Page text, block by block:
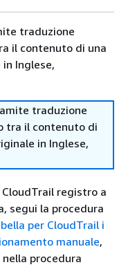
traduzione
il contenuto di una
Inglese,
traduzione
tra il contenuto di
in Inglese,
registro a
segui la procedura
per CloudTrail i
manuale,
procedura